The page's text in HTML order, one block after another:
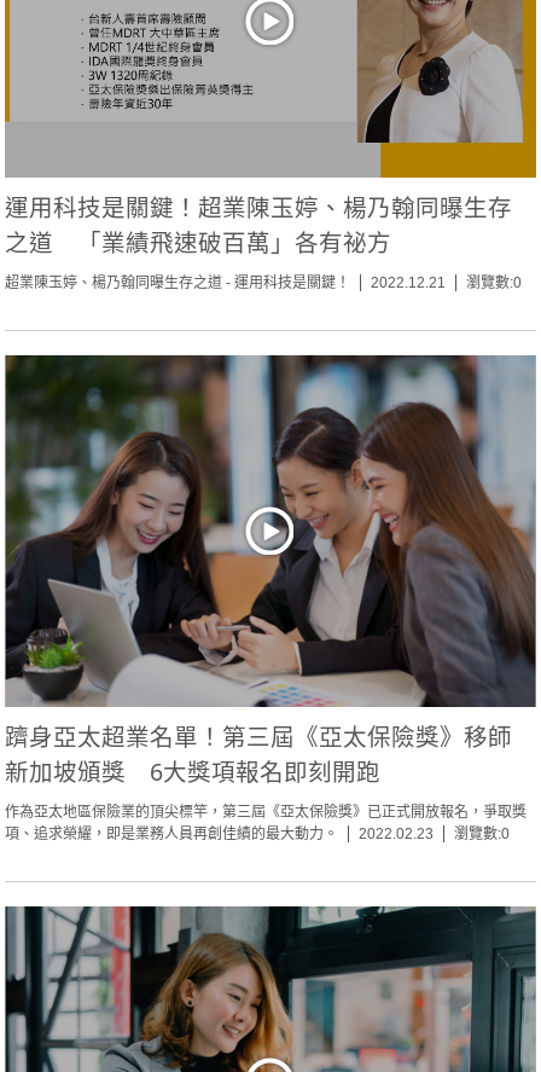
運用科技是關鍵！超業陳玉婷、楊乃翰同曝生存
之道 「業績飛速破百萬」各有祕方
超業陳玉婷、楊乃翰同曝生存之道 - 運用科技是關鍵！ 2022.12.21 瀏覽數:0
躋身亞太超業名單！第三屆《亞太保險獎》移師
新加坡頒獎 6大獎項報名即刻開跑
作為亞太地區保險業的頂尖標竿，第三屆《亞太保險獎》已正式開放報名，爭取獎
項、追求榮耀，即是業務人員再創佳績的最大動力。
2022.02.23 瀏覽數:0